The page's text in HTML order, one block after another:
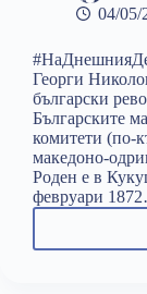
04/05/
Георги
български
Българските
комитети (по-
македоно-
Роден е в
февруари